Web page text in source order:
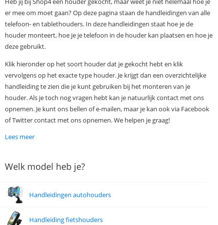
er mee om moet gaan? Op deze pagina staan de handleidingen van alle
telefoon- en tablethouders. In deze handleidingen staat hoe je de
houder monteert, hoe je je telefoon in de houder kan plaatsen en hoe je
deze gebruikt.
Klik hieronder op het soort houder dat je gekocht hebt en klik
vervolgens op het exacte type houder. Je krijgt dan een overzichtelijke
handleiding te zien die je kunt gebruiken bij het monteren van je
houder. Als je toch nog vragen hebt kan je natuurlijk contact met ons
opnemen. Je kunt ons bellen of e-mailen, maar je kan ook via Facebook
of Twitter contact met ons opnemen. We helpen je graag!
Lees meer
Welk model heb je?
Handleidingen autohouders
Handleiding fietshouders